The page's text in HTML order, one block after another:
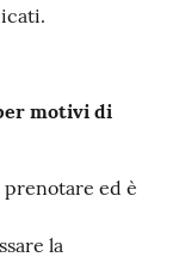
motivi di
ed è
la